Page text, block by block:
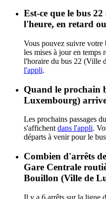
Est-ce que le bus
l'heure, en retard
Vous pouvez suivre
les mises à jour en temps
l'horaire du bus 22 (Ville
l'appli.
Quand le prochain
Luxembourg)
Les prochains passages
s'affichent dans l'appli.
départs à venir pour le
Combien d'arrêts
Gare Centrale
Bouillon (Ville de
Il y a 6 arrêts sur la ligne